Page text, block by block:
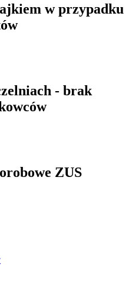
w przypadku
- brak
ZUS